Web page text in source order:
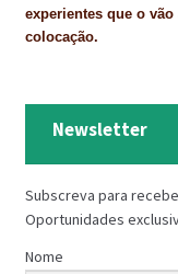
experientes que o
colocação.
Newsletter
Subscreva para
Oportunidades
Nome